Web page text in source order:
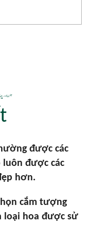
được các
được các
hơn.
cắm tượng
loại hoa được sử